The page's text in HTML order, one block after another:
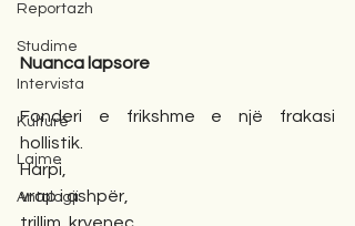
Reportazh
Studime
Intervista
Kulturë
Lajme
Antologji
Nuanca lapsore
Fonderi e frikshme e një frakasi
hollistik.
Harpi,
vrap i ashpër,